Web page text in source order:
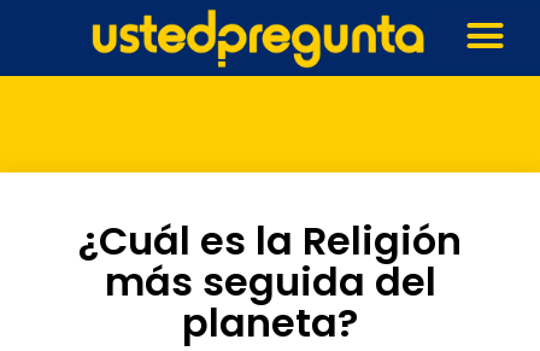
¿Cuál es la Religión
más seguida del
planeta?